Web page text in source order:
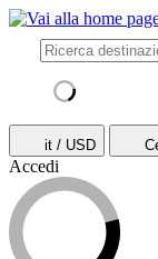
it / USD
Accedi